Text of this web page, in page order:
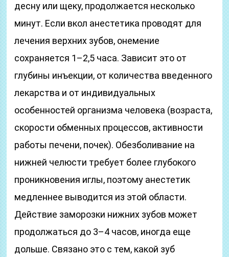
десну или щеку, продолжается несколько
минут. Если вкол анестетика проводят для
лечения верхних зубов, онемение
сохраняется 1–2,5 часа. Зависит это от
глубины инъекции, от количества введенного
лекарства и от индивидуальных
особенностей организма человека (возраста,
скорости обменных процессов, активности
работы печени, почек). Обезболивание на
нижней челюсти требует более глубокого
проникновения иглы, поэтому анестетик
медленнее выводится из этой области.
Действие заморозки нижних зубов может
продолжаться до 3–4 часов, иногда еще
дольше. Связано это с тем, какой зуб